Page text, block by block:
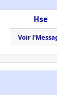
Hse
Voir